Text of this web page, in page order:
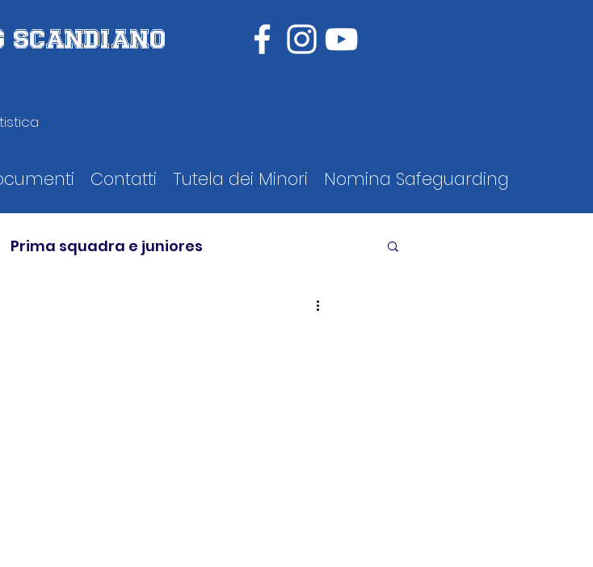
SCANDIANO
Contatti Tutela dei Minori Nomina Safeguarding
Prima squadra e juniores